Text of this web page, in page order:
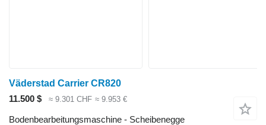
Väderstad Carrier CR820
11.500 $
≈ 9.301 CHF ≈ 9.953 €
Bodenbearbeitungsmaschine - Scheibenegge